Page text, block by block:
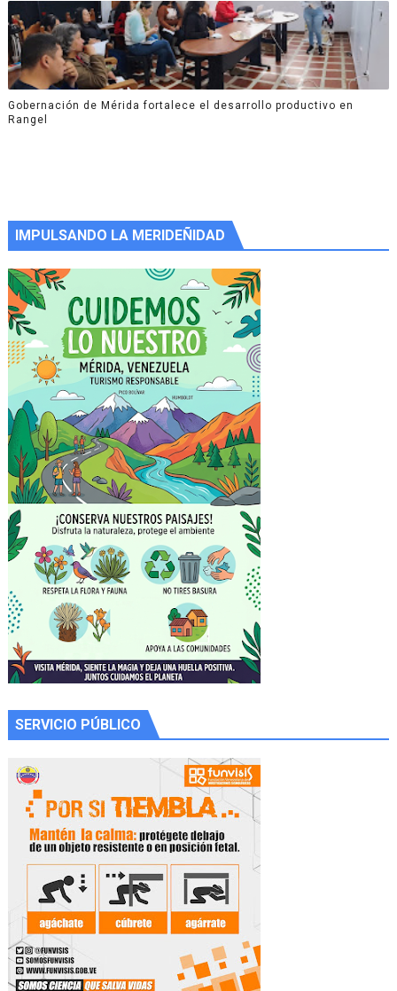
Gobernación de Mérida fortalece el desarrollo productivo en
Rangel
IMPULSANDO LA MERIDEÑIDAD
SERVICIO PÚBLICO